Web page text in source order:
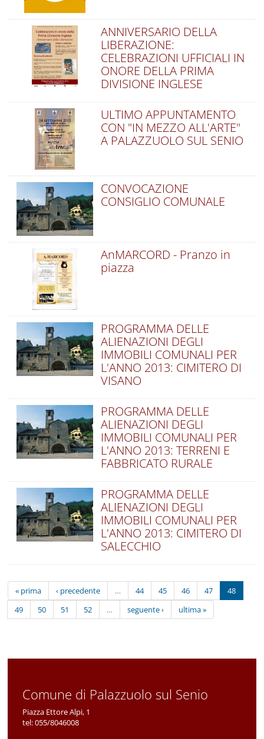
ANNIVERSARIO DELLA
LIBERAZIONE:
CELEBRAZIONI UFFICIALI IN
ONORE DELLA PRIMA
DIVISIONE INGLESE
ULTIMO APPUNTAMENTO
CON "IN MEZZO ALL'ARTE"
A PALAZZUOLO SUL SENIO
CONVOCAZIONE
CONSIGLIO COMUNALE
AnMARCORD - Pranzo in
piazza
PROGRAMMA DELLE
ALIENAZIONI DEGLI
IMMOBILI COMUNALI PER
L'ANNO 2013: CIMITERO DI
VISANO
PROGRAMMA DELLE
ALIENAZIONI DEGLI
IMMOBILI COMUNALI PER
L'ANNO 2013: TERRENI E
FABBRICATO RURALE
PROGRAMMA DELLE
ALIENAZIONI DEGLI
IMMOBILI COMUNALI PER
L'ANNO 2013: CIMITERO DI
SALECCHIO
« prima ‹ precedente … 44 45 46 47
48
49
50 51 52 … seguente › ultima »
Comune di Palazzuolo sul Senio
Piazza Ettore Alpi, 1
tel:055/8046008